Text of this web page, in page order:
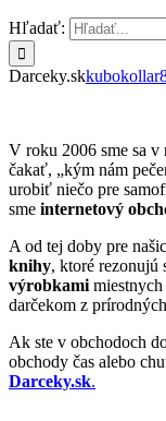
Hľadať:
Darceky.sk
V roku 2006 sme sa v
čakať, „kým nám
urobiť niečo pre
sme internetový
A od tej doby pre
knihy, ktoré rezonujú
výrobkami
darčekom z
Ak ste v obchodoch
obchody čas alebo
Darceky.sk.